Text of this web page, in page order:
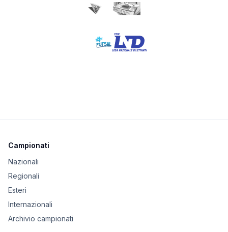
Campionati
Nazionali
Regionali
Esteri
Internazionali
Archivio campionati